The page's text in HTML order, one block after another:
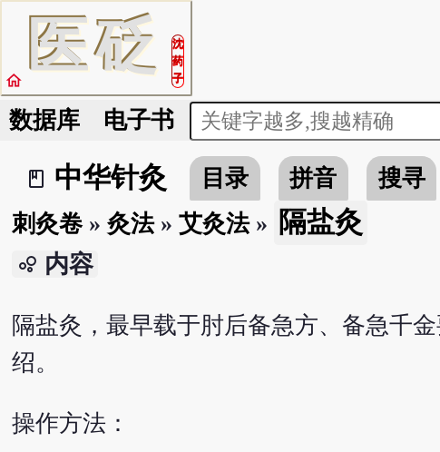
医砭
沈
药
子
home
数据库 电子书
book_2
中华针灸 目录 拼音 搜寻
刺灸卷» 灸法» 艾灸法» 隔盐灸
bubble_chart 内容
隔盐灸，最早载于肘后备急方、备急千
绍。
操作方法：